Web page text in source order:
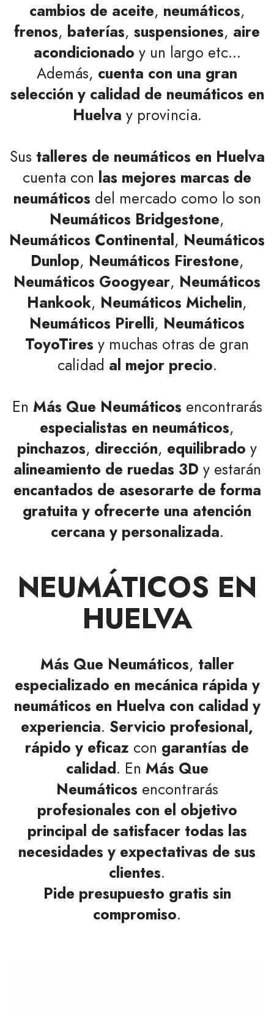
cambios de aceite, neumáticos,
frenos, baterías, suspensiones, aire
acondicionado y un largo etc...
Además, cuenta con una gran
selección y calidad de neumáticos en
Huelva y provincia.
Sus talleres de neumáticos en Huelva
cuenta con las mejores marcas de
neumáticos del mercado como lo son
Neumáticos Bridgestone,
Neumáticos Continental, Neumáticos
Dunlop, Neumáticos Firestone,
Neumáticos Googyear, Neumáticos
Hankook, Neumáticos Michelin,
Neumáticos Pirelli, Neumáticos
ToyoTires y muchas otras de gran
calidad al mejor precio.
En Más Que Neumáticos encontrarás
especialistas en neumáticos,
pinchazos, dirección, equilibrado y
alineamiento de ruedas 3D y estarán
encantados de asesorarte de forma
gratuita y ofrecerte una atención
cercana y personalizada.
NEUMÁTICOS EN
HUELVA
Más Que Neumáticos, taller
especializado en mecánica rápida y
neumáticos en Huelva con calidad y
experiencia. Servicio profesional,
rápido y eficaz con garantías de
calidad. En Más Que
Neumáticos encontrarás
profesionales con el objetivo
principal de satisfacer todas las
necesidades y expectativas de sus
clientes.
Pide presupuesto gratis sin
compromiso.